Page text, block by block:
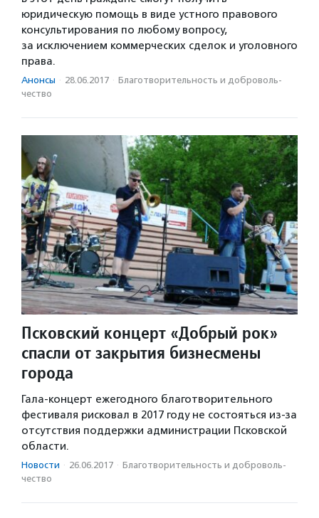
юридическую помощь в виде устного правового
консультирования по любому вопросу,
за исключением коммерческих сделок и уголовного
права.
Анонсы · 28.06.2017 · Благотвори­тель­ность и доброволь­
чест­во
Псковский концерт «Добрый рок»
спасли от закрытия бизнесмены
города
Гала-концерт ежегодного благотворительного
фестиваля рисковал в 2017 году не состояться из-за
отсутствия поддержки администрации Псковской
области.
Новости · 26.06.2017 · Благотвори­тель­ность и доброволь­
чест­во